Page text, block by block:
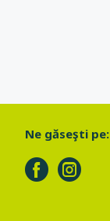
Ne găseşti pe: